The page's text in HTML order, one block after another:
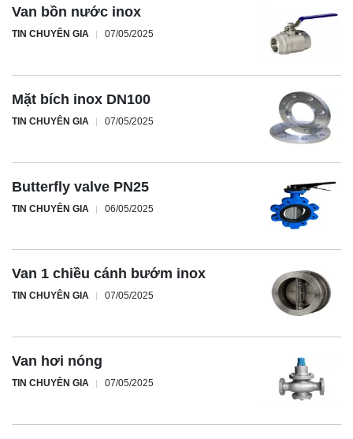
Van bồn nước inox
TIN CHUYÊN GIA 07/05/2025
Mặt bích inox DN100
TIN CHUYÊN GIA 07/05/2025
Butterfly valve PN25
TIN CHUYÊN GIA 06/05/2025
Van 1 chiều cánh bướm inox
TIN CHUYÊN GIA 07/05/2025
Van hơi nóng
TIN CHUYÊN GIA 07/05/2025